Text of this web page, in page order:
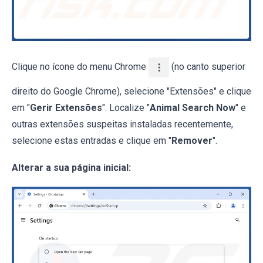
Clique no ícone do menu Chrome (no canto superior
direito do Google Chrome), selecione "Extensões" e clique
em "Gerir Extensões". Localize "Animal Search Now" e
outras extensões suspeitas instaladas recentemente,
selecione estas entradas e clique em "Remover".
Alterar a sua página inicial: